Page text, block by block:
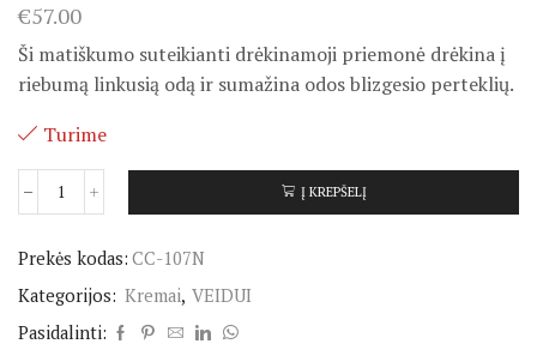
€57.00
Ši matiškumo suteikianti drėkinamoji priemonė drėkina į
riebumą linkusią odą ir sumažina odos blizgesio perteklių.
Turime
Į KREPŠELĮ
Prekės kodas: CC-107N
Kategorijos: Kremai, VEIDUI
Pasidalinti: